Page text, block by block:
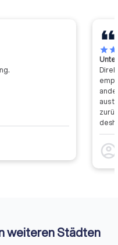
starstar
aus
dass
account_circle
weiteren Städten